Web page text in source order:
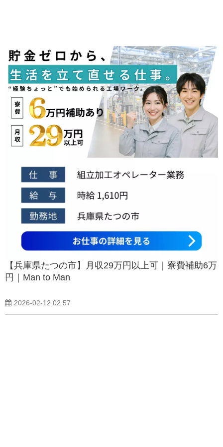
【兵庫県たつの市】月収29万円以上可｜寮費補助6万
円｜Man to Man
2026-02-12 02:57